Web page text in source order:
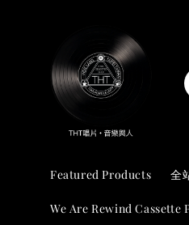
Featured Products 全
We Are Rewind Cassette